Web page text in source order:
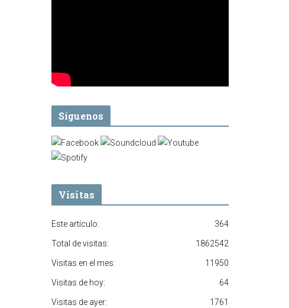
Síguenos
Visitas
364
Este artículo:
1862542
Total de visitas:
11950
Visitas en el mes:
64
Visitas de hoy:
1761
Visitas de ayer: